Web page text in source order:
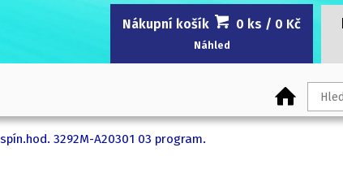
Nákupní košík 0 ks / 0 Kč
Náhled
spín.hod. 3292M-A20301 03 program.